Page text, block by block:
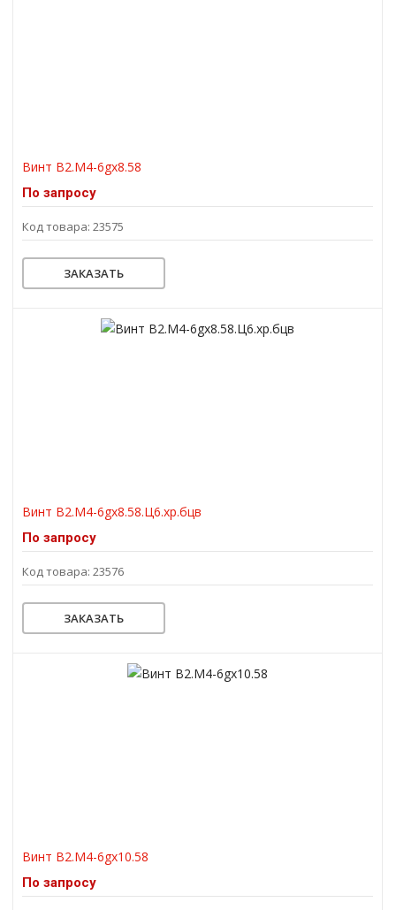
Винт В2.М4-6gх8.58
По запросу
Код товара: 23575
ЗАКАЗАТЬ
Винт В2.М4-6gх8.58.Ц6.хр.бцв
По запросу
Код товара: 23576
ЗАКАЗАТЬ
Винт В2.М4-6gх10.58
По запросу